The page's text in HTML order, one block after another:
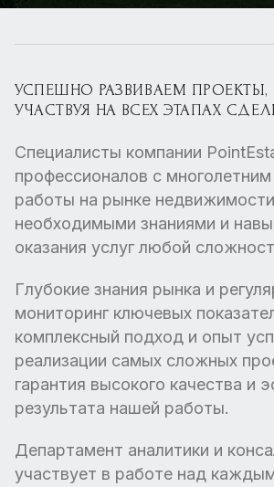
УСПЕШНО РАЗВИВАЕМ
УЧАСТВУЯ НА ВСЕХ ЭТАПАХ
Специалисты компании
профессионалов с
работы на рынке
необходимыми знаниями и
оказания услуг любой
Глубокие знания рынка и
мониторинг ключевых
комплексный подход и опыт
реализации самых сложных
гарантия высокого качества и
результата нашей работы.
Департамент аналитики и
участвует в работе над